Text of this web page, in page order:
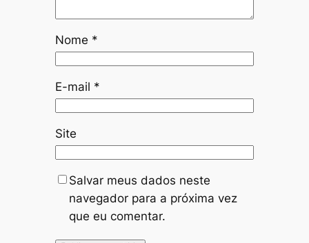
Nome *
E-mail *
Site
Salvar meus dados neste
navegador para a próxima vez
que eu comentar.